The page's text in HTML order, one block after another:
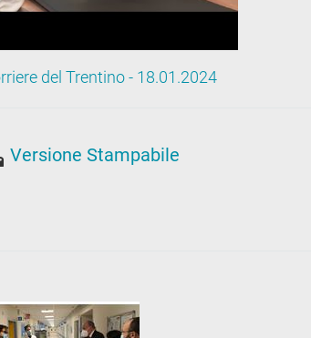
del Trentino - 18.01.2024
Versione Stampabile